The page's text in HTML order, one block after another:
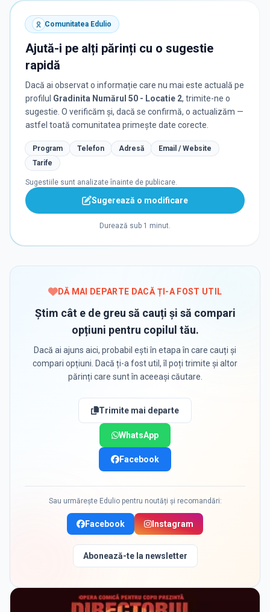
Comunitatea Edulio
Ajută-i pe alți părinți cu o sugestie
rapidă
Dacă ai observat o informație care nu mai este actuală pe
profilul Gradinita Numărul 50 - Locatie 2, trimite-ne o
sugestie. O verificăm și, dacă se confirmă, o actualizăm —
astfel toată comunitatea primește date corecte.
Program Telefon Adresă
Email / Website
Tarife
Sugestiile sunt analizate înainte de publicare.
Sugerează o modificare
Durează sub 1 minut.
DĂ MAI DEPARTE DACĂ ȚI-A FOST UTIL
Știm cât e de greu să cauți și să compari
opțiuni pentru copilul tău.
Dacă ai ajuns aici, probabil ești în etapa în care cauți și
compari opțiuni. Dacă ți-a fost util, îl poți trimite și altor
părinți care sunt în aceeași căutare.
Trimite mai departe
WhatsApp
Facebook
Sau urmărește Edulio pentru noutăți și recomandări:
Facebook Instagram
Abonează-te la newsletter